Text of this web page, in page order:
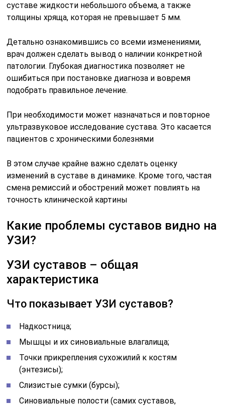
суставе жидкости небольшого объема, а также
толщины хряща, которая не превышает 5 мм.
Детально ознакомившись со всеми изменениями,
врач должен сделать вывод о наличии конкретной
патологии. Глубокая диагностика позволяет не
ошибиться при постановке диагноза и вовремя
подобрать правильное лечение.
При необходимости может назначаться и повторное
ультразвуковое исследование сустава. Это касается
пациентов с хроническими болезнями
В этом случае крайне важно сделать оценку
изменений в суставе в динамике. Кроме того, частая
смена ремиссий и обострений может повлиять на
точность клинической картины
Какие проблемы суставов видно на
УЗИ?
УЗИ суставов – общая
характеристика
Что показывает УЗИ суставов?
Надкостница;
Мышцы и их синовиальные влагалища;
Точки прикрепления сухожилий к костям
(энтезисы);
Слизистые сумки (бурсы);
Синовиальные полости (самих суставов,